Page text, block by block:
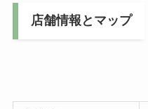
店舗情報とマップ